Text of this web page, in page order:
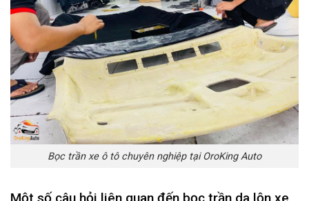
Bọc trần xe ô tô chuyên nghiệp tại OroKing Auto